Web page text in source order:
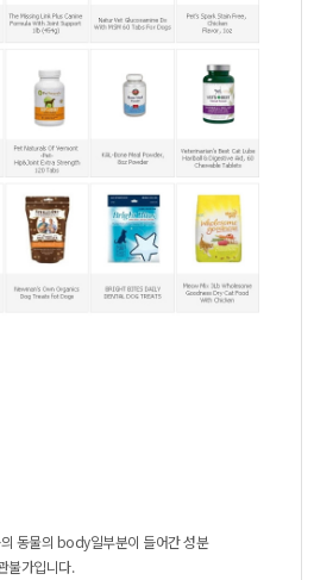
동물의body일부분이들어간성분
불가입니다.